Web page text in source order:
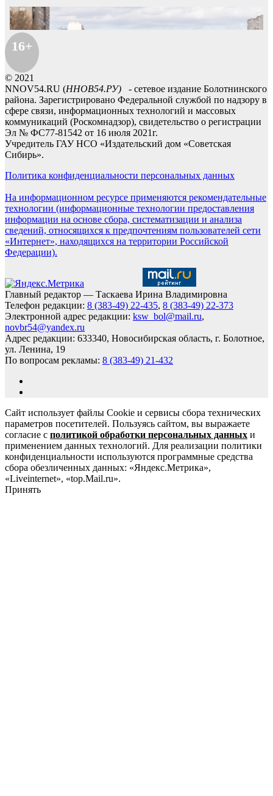
16+
© 2021
NNOV54.RU (ННОВ54.РУ) - сетевое издание Болотнинского
района. Зарегистрировано Федеральной службой по надзору в
сфере связи, информационных технологий и массовых
коммуникаций (Роскомнадзор), свидетельство о регистрации
Эл № ФС77-81542 от 16 июля 2021г.
Учредитель ГАУ НСО «Издательский дом «Советская
Сибирь».
Политика конфиденциальности персональных данных
На информационном ресурсе применяются рекомендательные
технологии (информационные технологии предоставления
информации на основе сбора, систематизации и анализа
сведений, относящихся к предпочтениям пользователей сети
«Интернет», находящихся на территории Российской
Федерации).
Главный редактор — Таскаева Ирина Владимировна
Телефон редакции: 8 (383-49) 22-435, 8 (383-49) 22-373
Электронной адрес редакции: ksw_bol@mail.ru,
novbr54@yandex.ru
Адрес редакции: 633340, Новосибирская область, г. Болотное,
ул. Ленина, 19
По вопросам рекламы: 8 (383-49) 21-432
Сайт использует файлы Cookie и сервисы сбора технических
параметров посетителей. Пользуясь сайтом, вы выражаете
согласие с политикой обработки персональных данных и
применением данных технологий. Для реализации политики
конфиденциальности используются программные средства
сбора обезличенных данных: «Яндекс.Метрика»,
«Liveinternet», «top.Mail.ru».
Принять